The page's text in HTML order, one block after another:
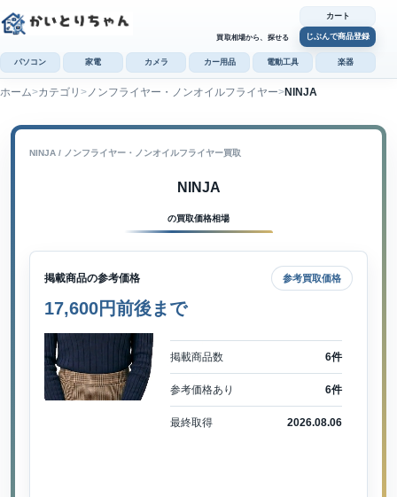
買取相場から、探せる
カート
じぶんで商品登録
パソコン 家電 カメラ カー用品 電動工具 楽器
ホーム カテゴリ ノンフライヤー・ノンオイルフライヤー NINJA
NINJA / ノンフライヤー・ノンオイルフライヤー買取
NINJA
の買取価格相場
掲載商品の参考価格 参考買取価格
17,600円前後まで
掲載商品数 6件
参考価格あり 6件
最終取得 2026.08.06